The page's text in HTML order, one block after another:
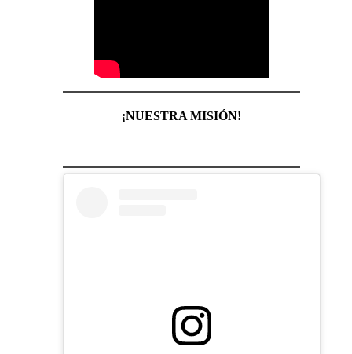
¡NUESTRA MISIÓN!